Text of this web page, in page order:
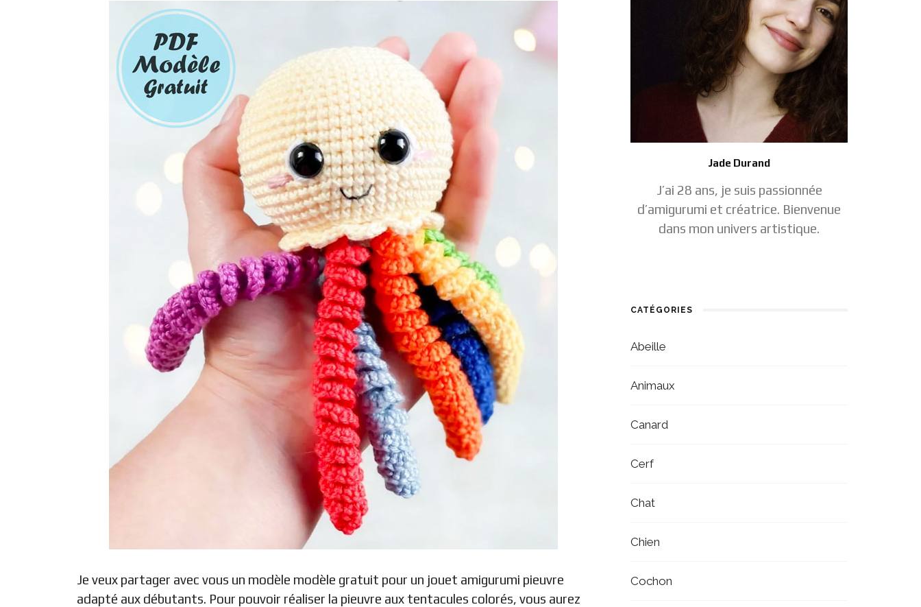
Je veux partager avec vous un modèle modèle gratuit pour un jouet amigurumi pieuvre
adapté aux débutants. Pour pouvoir réaliser la pieuvre aux tentacules colorés, vous aurez
Jade Durand
J’ai 28 ans, je suis passionnée
d’amigurumi et créatrice. Bienvenue
dans mon univers artistique.
CATÉGORIES
Abeille
Animaux
Canard
Cerf
Chat
Chien
Cochon